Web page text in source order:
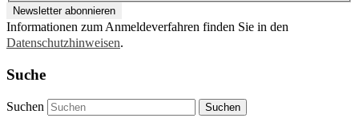
Informationen zum Anmeldeverfahren finden Sie in den
Datenschutzhinweisen.
Suche
Suchen